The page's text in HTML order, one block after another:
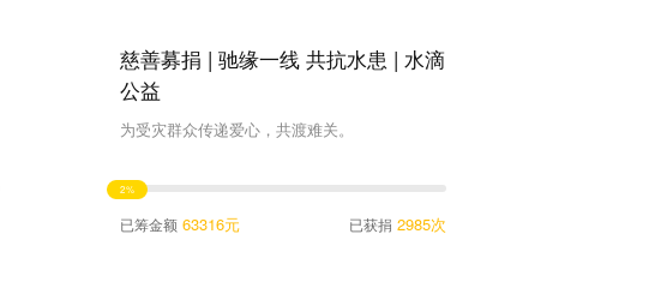
慈善募捐 | 驰缘一线 共抗水患 | 水滴
公益
为受灾群众传递爱心，共渡难关。
2%
已筹金额 63316元 已获捐 2985次